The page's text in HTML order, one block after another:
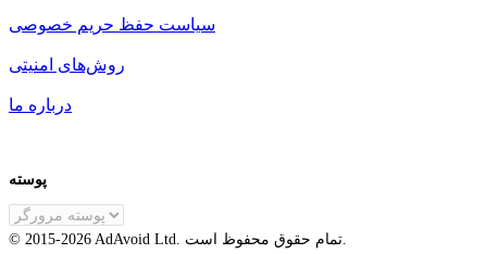
سیاست حفظ حریم خصوصی
روش‌های امنیتی
درباره ما
پوسته
© 2015-2026 AdAvoid Ltd.